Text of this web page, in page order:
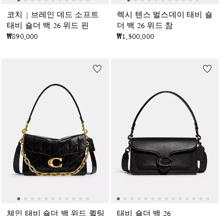
코치 | 브레인 데드 소프트
태비 숄더 백 26 위드 핀
₩890,000
렉시 텐스 벌스데이 태비 숄
더 백 26 위드 참
₩1,500,000